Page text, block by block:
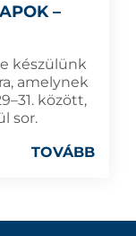
–
készülünk
amelynek
között,
sor.
TOVÁBB